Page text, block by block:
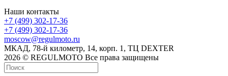
Наши контакты
+7 (499) 302-17-36
+7 (499) 302-17-36
moscow@regulmoto.ru
МКАД, 78-й километр, 14, корп. 1, ТЦ DEXTER
2026 © REGULMOTO Все права защищены